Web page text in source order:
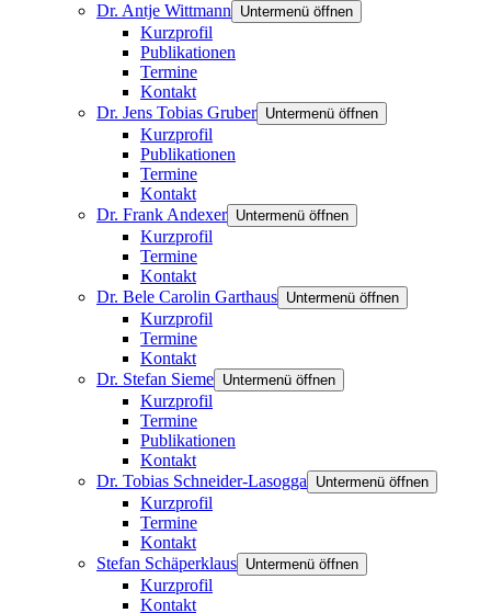
Dr. Antje Wittmann
Untermenü öffnen
Kurzprofil
Publikationen
Termine
Kontakt
Dr. Jens Tobias Gruber Untermenü öffnen
Kurzprofil
Publikationen
Termine
Kontakt
Dr. Frank Andexer Untermenü öffnen
Kurzprofil
Termine
Kontakt
Dr. Bele Carolin Garthaus Untermenü öffnen
Kurzprofil
Termine
Kontakt
Dr. Stefan Sieme Untermenü öffnen
Kurzprofil
Termine
Publikationen
Kontakt
Dr. Tobias Schneider-Lasogga
Untermenü öffnen
Kurzprofil
Termine
Kontakt
Stefan Schäperklaus Untermenü öffnen
Kurzprofil
Kontakt